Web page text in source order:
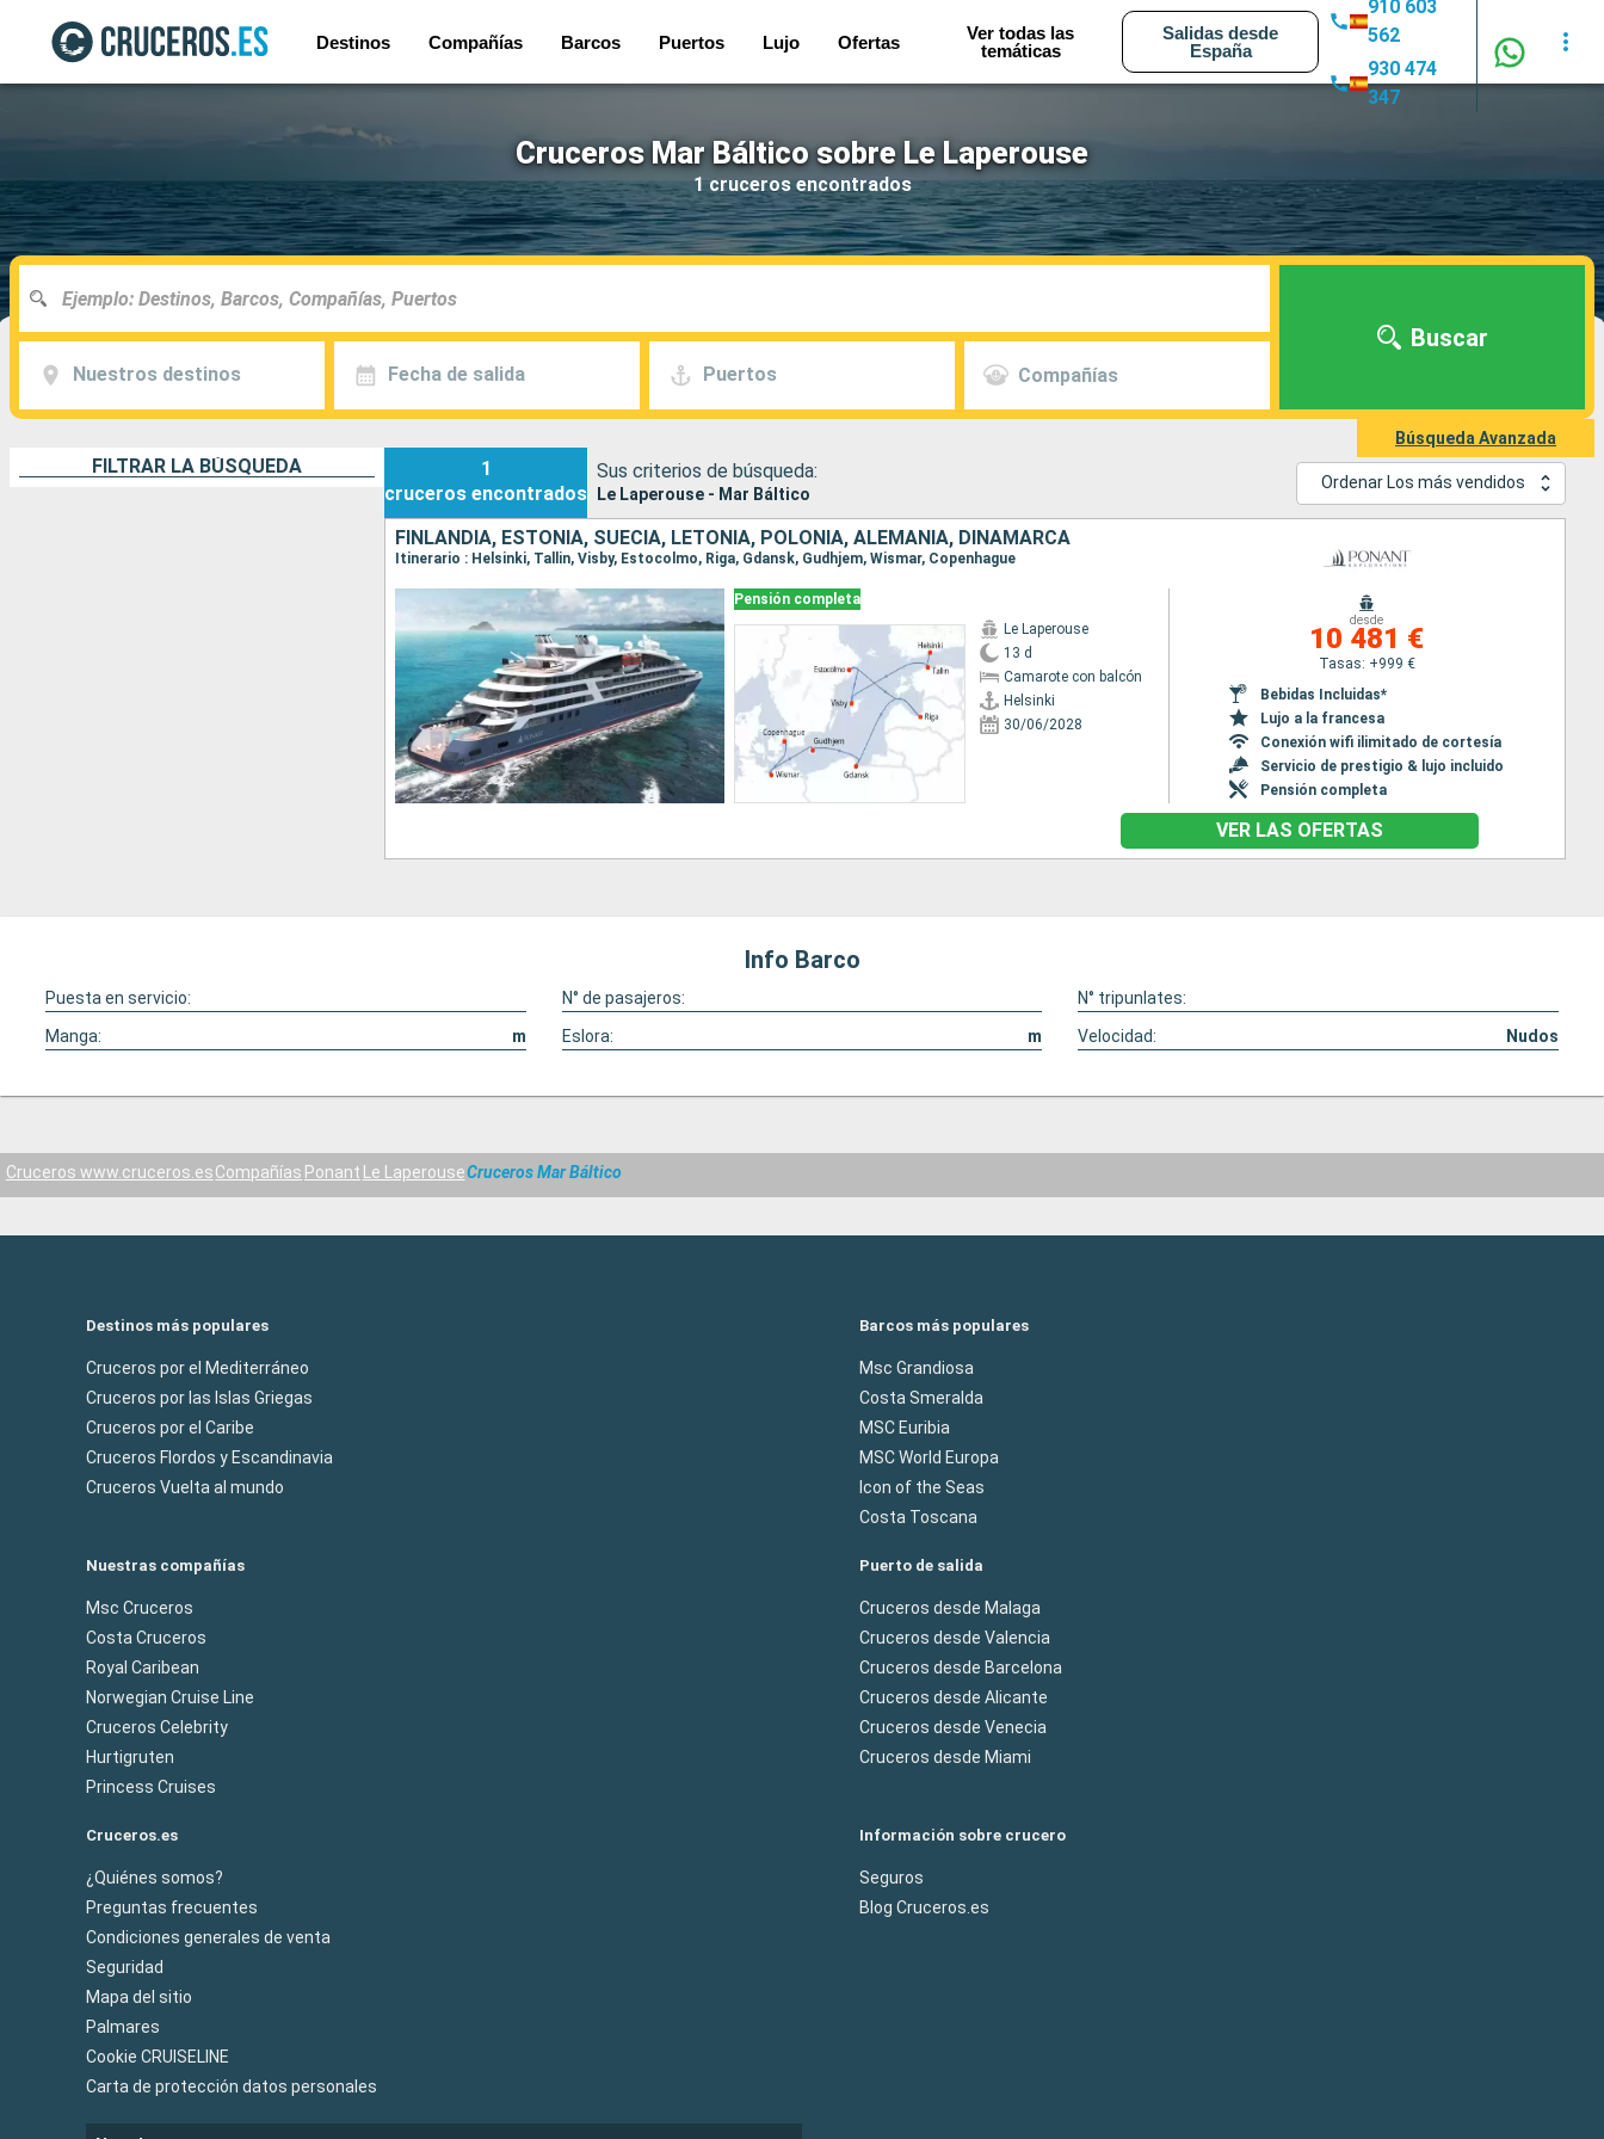
Destinos Compañías Barcos Puertos Lujo Ofertas
Ver todas las
temáticas
Salidas desde
España
910 603
562
930 474
347
Cruceros Mar Báltico sobre Le Laperouse
1 cruceros encontrados
Nuestros destinos Fecha de salida Puertos Compañías
Buscar
Búsqueda Avanzada
FILTRAR LA BÚSQUEDA
1
cruceros encontrados
Sus criterios de búsqueda:
Le Laperouse - Mar Báltico
Ordenar Los más vendidos
FINLANDIA, ESTONIA, SUECIA, LETONIA, POLONIA, ALEMANIA, DINAMARCA
Itinerario : Helsinki, Tallin, Visby, Estocolmo, Riga, Gdansk, Gudhjem, Wismar, Copenhague
Pensión completa
Le Laperouse
13 d
Camarote con balcón
Helsinki
30/06/2028
desde
10 481 €
Tasas: +999 €
Bebidas Incluidas*
Lujo a la francesa
Conexión wifi ilimitado de cortesía
Servicio de prestigio & lujo incluido
Pensión completa
VER LAS OFERTAS
Info Barco
Puesta en servicio: N° de pasajeros:
N° tripunlates:
Manga:
m Eslora: m Velocidad: Nudos
Cruceros www.cruceros.esCompañías Ponant Le LaperouseCruceros Mar Báltico
Destinos más populares
Cruceros por el Mediterráneo
Cruceros por las Islas Griegas
Cruceros por el Caribe
Cruceros Flordos y Escandinavia
Cruceros Vuelta al mundo
Barcos más populares
Msc Grandiosa
Costa Smeralda
MSC Euribia
MSC World Europa
Icon of the Seas
Costa Toscana
Nuestras compañías
Msc Cruceros
Costa Cruceros
Royal Caribean
Norwegian Cruise Line
Cruceros Celebrity
Hurtigruten
Princess Cruises
Puerto de salida
Cruceros desde Malaga
Cruceros desde Valencia
Cruceros desde Barcelona
Cruceros desde Alicante
Cruceros desde Venecia
Cruceros desde Miami
Cruceros.es
¿Quiénes somos?
Preguntas frecuentes
Condiciones generales de venta
Seguridad
Mapa del sitio
Palmares
Cookie CRUISELINE
Carta de protección datos personales
Información sobre crucero
Seguros
Blog Cruceros.es